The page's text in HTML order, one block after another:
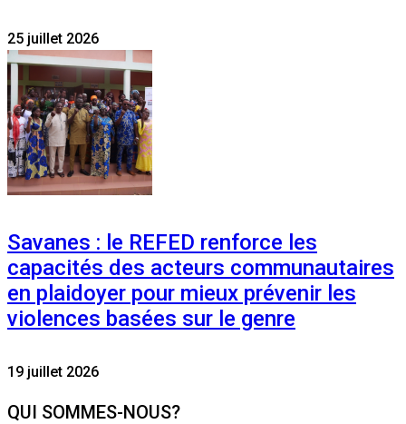
25 juillet 2026
Savanes : le REFED renforce les
capacités des acteurs communautaires
en plaidoyer pour mieux prévenir les
violences basées sur le genre
19 juillet 2026
QUI SOMMES-NOUS?